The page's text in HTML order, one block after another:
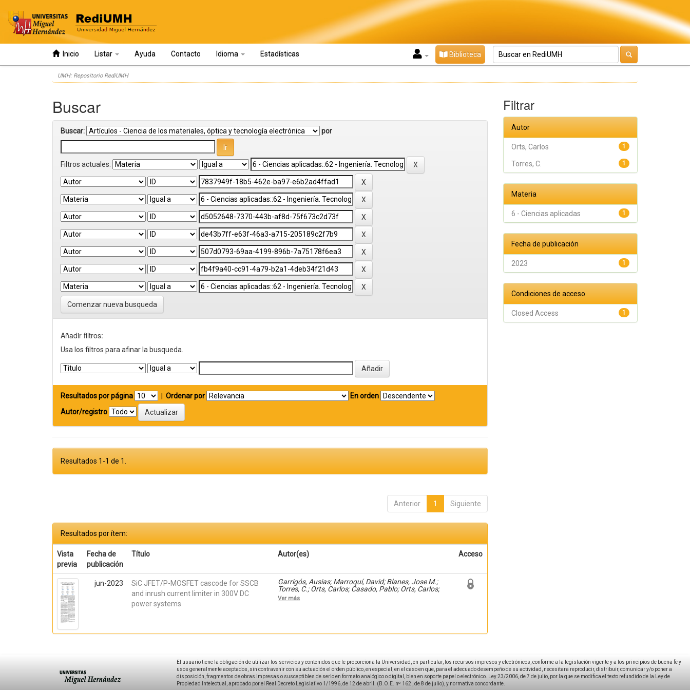
Inicio Listar Ayuda Contacto Idioma Estadísticas Biblioteca
UMH: Repositorio RediUMH
Buscar
Buscar: por
Filtros actuales:
Comenzar nueva busqueda
Añadir filtros:
Usa los filtros para afinar la busqueda.
Resultados por página Ordenar por
En orden
Autor/registro
Resultados 1-1 de 1.
Anterior 1 Siguiente
Resultados por ítem:
Vista
previa
Fecha de
publicación
Título Autor(es) Acceso
jun-2023
SiC JFET/P-MOSFET cascode for SSCB
and inrush current limiter in 300V DC
power systems
Garrigós, Ausias; Marroquí, David; Blanes, Jose M.;
Torres, C.; Orts, Carlos; Casado, Pablo; Orts, Carlos;
Casado, Pablo
Ver más
Filtrar
Autor
1
Orts, Carlos
1
Torres, C.
Materia
1
6 - Ciencias aplicadas
Fecha de publicación
1
2023
Condiciones de acceso
1
Closed Access
El usuario tiene la obligación de utilizar los servicios y contenidos que le proporciona la Universidad, en particular, los recursos impresos y electrónicos, conforme a la legislación vigente y a los principios de buena fe y
usos generalmente aceptados, sin contravenir con su actuación el orden público, en especial, en el caso en que, para el adecuado desempeño de su actividad, necesitara reproducir, distribuir, comunicar y/o poner a
disposición, fragmentos de obras impresas o susceptibles de serlo en formato analógico o digital, bien en soporte papel o electrónico. Ley 23/2006, de 7 de julio, por la que se modifica el texto refundido de la Ley de
Propiedad Intelectual, aprobado por el Real Decreto Legislativo 1/1996, de 12 de abril. (B.O.E. nº 162 , de 8 de julio), y normativa concordante.